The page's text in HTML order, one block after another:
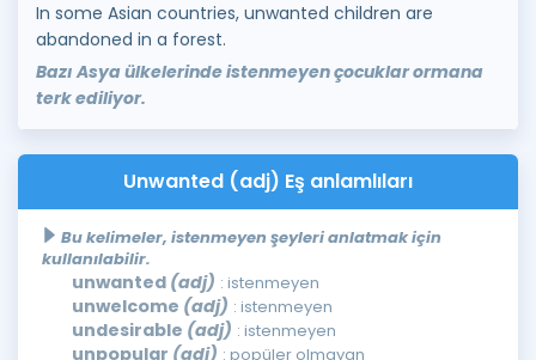
In some Asian countries, unwanted children are
abandoned in a forest.
Bazı Asya ülkelerinde istenmeyen çocuklar ormana
terk ediliyor.
Unwanted (adj) Eş anlamlıları
Bu kelimeler, istenmeyen şeyleri anlatmak için
kullanılabilir.
unwanted (adj) : istenmeyen
unwelcome (adj) : istenmeyen
undesirable (adj) : istenmeyen
unpopular (adj) : popüler olmayan